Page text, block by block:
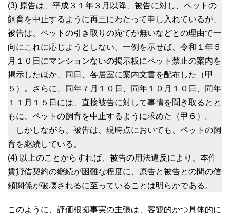
(3) 原告は、平成３１年３月以降、被告に対し、ペットの
飼育を中止するように再三にわたって申し入れているが、
被告は、ペットの引き取りの宛てが無いなどとの理由で一
向にこれに応じようとしない。一例を示せば、令和１年５
月１０日にマンションないの掲示板にペット禁止の案内を
掲示したほか、同日、各居室に案内文書を配布した（甲
５）。さらに、同年７月１０日、同年１０月１０日、同年
１１月１５日には、直接被告に対して事情を聞き取るとと
もに、ペットの飼育を中止するように求めた（甲６）。
しかしながら、被告は、現時点においても、ペットの飼
育を継続している。
(4) 以上のことからすれば、被告の用法違反により、本件
賃貸借契約の継続が困難な程度に、原告と被告との間の信
頼関係が破壊されるに至っていることは明らかである。
このように、評価根拠事実の主張は、客観的かつ具体的に